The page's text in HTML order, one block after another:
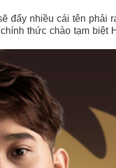
đẩy nhiều cái tên phải
thức chào tạm biệt